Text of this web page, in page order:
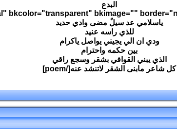
البدع
ياسلامي عد سيلٌ مضى وادي حديد
للذي راسه عنيد
ودي ان الي يجيني يواصل ياكرام
بين حكمه واحترام
الذي يبني القوافي بشقر وسجع راقي
كل شاعر مابنى الشقر لاتنشد عنه[/poem]